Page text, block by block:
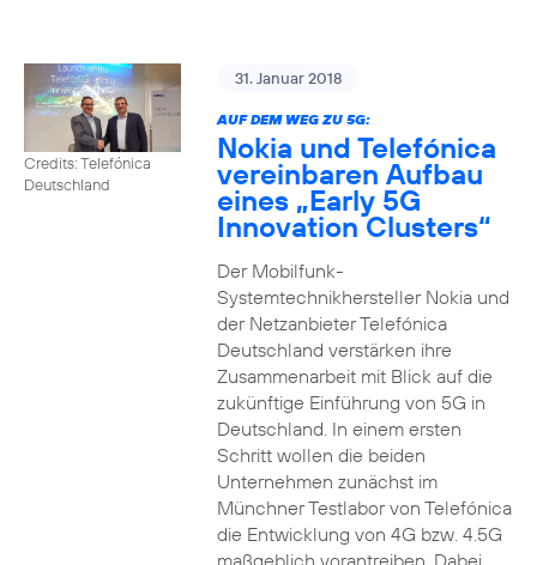
Credits: Telefónica
Deutschland
31. Januar 2018
AUF DEM WEG ZU 5G:
Nokia und Telefónica
vereinbaren Aufbau
eines „Early 5G
Innovation Clusters“
Der Mobilfunk-
Systemtechnikhersteller Nokia und
der Netzanbieter Telefónica
Deutschland verstärken ihre
Zusammenarbeit mit Blick auf die
zukünftige Einführung von 5G in
Deutschland. In einem ersten
Schritt wollen die beiden
Unternehmen zunächst im
Münchner Testlabor von Telefónica
die Entwicklung von 4G bzw. 4.5G
maßgeblich vorantreiben. Dabei